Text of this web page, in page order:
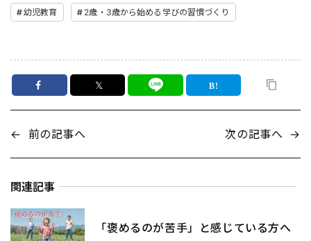
幼児教育 2歳・3歳から始める学びの習慣づくり
𝕏
← 前の記事へ 次の記事へ →
関連記事
「褒めるのが苦手」と感じている方へ